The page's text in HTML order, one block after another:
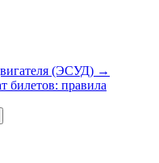
(ЭСУД) →
билетов: правила